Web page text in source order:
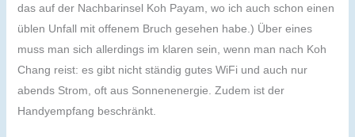
das auf der Nachbarinsel Koh Payam, wo ich auch schon einen
üblen Unfall mit offenem Bruch gesehen habe.) Über eines
muss man sich allerdings im klaren sein, wenn man nach Koh
Chang reist: es gibt nicht ständig gutes WiFi und auch nur
abends Strom, oft aus Sonnenenergie. Zudem ist der
Handyempfang beschränkt.